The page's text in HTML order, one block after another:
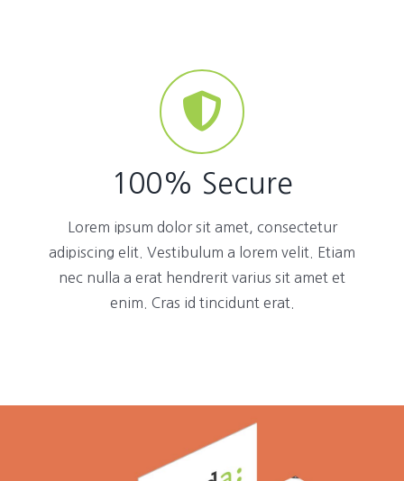
100% Secure
Lorem ipsum dolor sit amet, consectetur
adipiscing elit. Vestibulum a lorem velit. Etiam
nec nulla a erat hendrerit varius sit amet et
enim. Cras id tincidunt erat.